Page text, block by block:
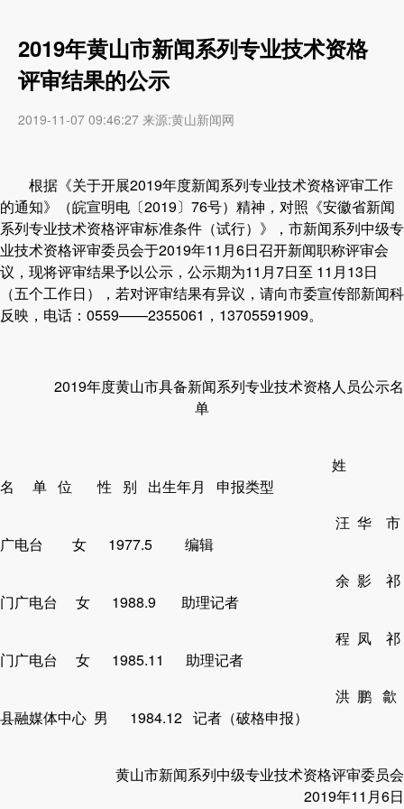
2019年黄山市新闻系列专业技术资格
评审结果的公示
2019-11-07 09:46:27 来源:黄山新闻网
根据《关于开展2019年度新闻系列专业技术资格评审工作
的通知》（皖宣明电〔2019〕76号）精神，对照《安徽省新闻
系列专业技术资格评审标准条件（试行）》，市新闻系列中级专
业技术资格评审委员会于2019年11月6日召开新闻职称评审会
议，现将评审结果予以公示，公示期为11月7日至 11月13日
（五个工作日），若对评审结果有异议，请向市委宣传部新闻科
反映，电话：0559——2355061，13705591909。
2019年度黄山市具备新闻系列专业技术资格人员公示名
单
姓
名 单 位 性 别 出生年月 申报类型
汪 华 市
广电台 女 1977.5 编辑
余 影 祁
门广电台 女 1988.9 助理记者
程 凤 祁
门广电台 女 1985.11 助理记者
洪 鹏 歙
县融媒体中心 男 1984.12 记者（破格申报）
黄山市新闻系列中级专业技术资格评审委员会
2019年11月6日